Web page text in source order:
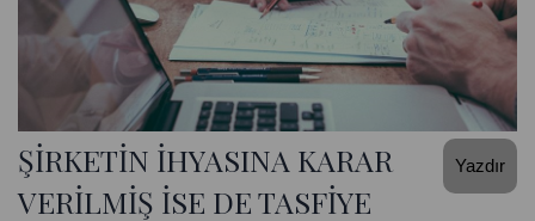
Yazdır
ŞİRKETİN İHYASINA KARAR
VERİLMİŞ İSE DE TASFİYE